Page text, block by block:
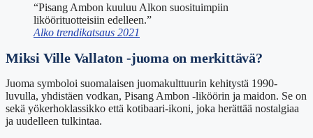
“Pisang Ambon kuuluu Alkon suosituimpiin
liköörituotteisiin edelleen.”
Alko trendikatsaus 2021
Miksi Ville Vallaton -juoma on merkittävä?
Juoma symboloi suomalaisen juomakulttuurin kehitystä 1990-
luvulla, yhdistäen vodkan, Pisang Ambon -liköörin ja maidon. Se on
sekä yökerhoklassikko että kotibaari-ikoni, joka herättää nostalgiaa
ja uudelleen tulkintaa.